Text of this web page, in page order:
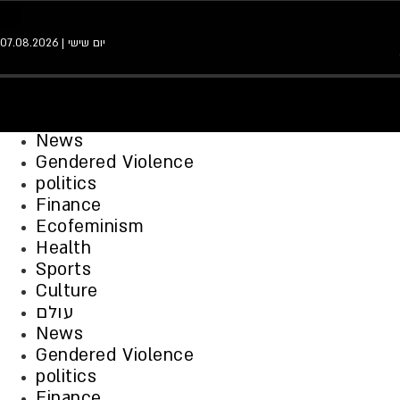
יום שישי | 07.08.2026
News
Gendered Violence
politics
Finance
Ecofeminism
Health
Sports
Culture
עולם
News
Gendered Violence
politics